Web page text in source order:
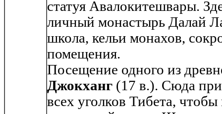
статуя Авалокитешвары.
личный монастырь Далай
школа, кельи монахов,
помещения.
Посещение одного из
Джокханг (17 в.). Сюда
всех уголков Тибета,